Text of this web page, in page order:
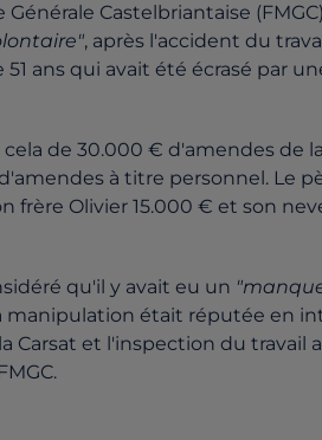
Castelbriantaise
, après l'accident du
ans qui avait été écrasé par
de 30.000 € d'amendes de
à titre personnel. Le
frère Olivier 15.000 € et son
qu'il y avait eu un
manipulation était réputée en
et l'inspection du travail